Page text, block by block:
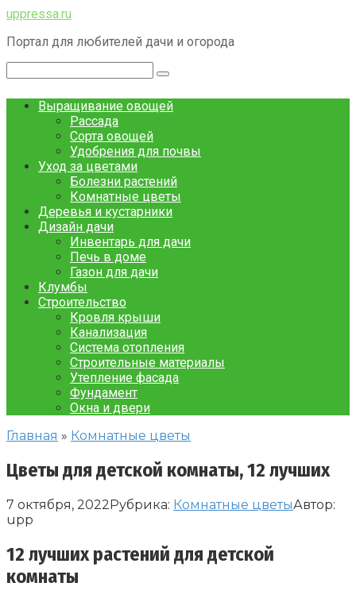
Перейти
контенту
uppressa.ru
Портал для любителей дачи и огорода
Выращивание овощей
Рассада
Сорта овощей
Удобрения для почвы
Уход за цветами
Болезни растений
Комнатные цветы
Деревья и кустарники
Дизайн дачи
Инвентарь для дачи
Печь в доме
Газон для дачи
Клумбы
Строительство
Кровля крыши
Канализация
Система отопления
Строительные материалы
Утепление фасада
Фундамент
Окна и двери
Главная » Комнатные цветы
Цветы для детской комнаты, 12 лучших
7 октября, 2022Рубрика: Комнатные цветыАвтор:
upp
12 лучших растений для детской
комнаты